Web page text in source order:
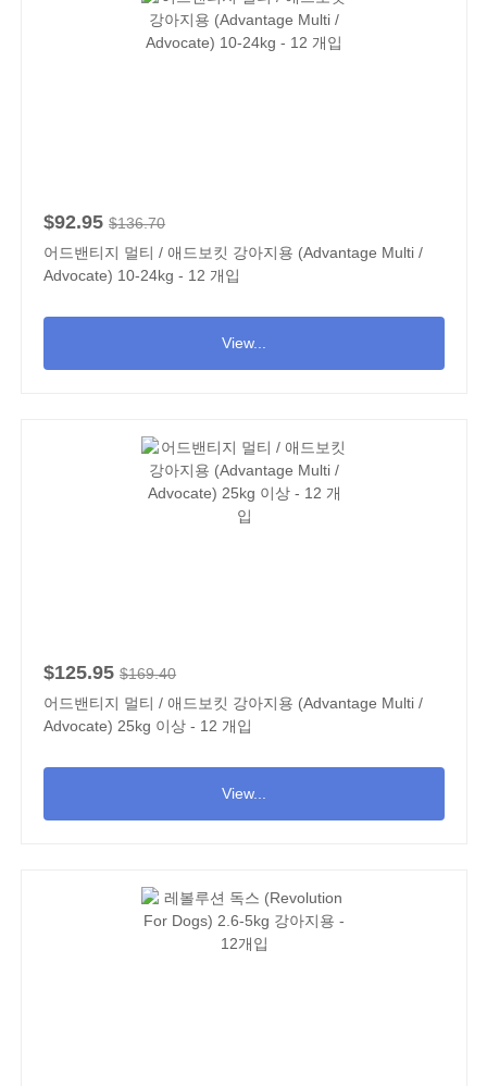
$92.95 $136.70
어드밴티지 멀티 / 애드보킷 강아지용 (Advantage Multi /
Advocate) 10-24kg - 12 개입
View...
$125.95 $169.40
어드밴티지 멀티 / 애드보킷 강아지용 (Advantage Multi /
Advocate) 25kg 이상 - 12 개입
View...